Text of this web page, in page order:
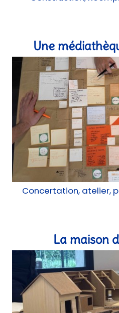
Une
La maison